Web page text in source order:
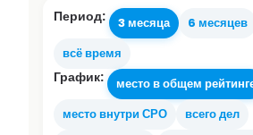
Период: 3 месяца 6 месяцев
всё время
График:
место в общем
место внутри СРО
всего дел